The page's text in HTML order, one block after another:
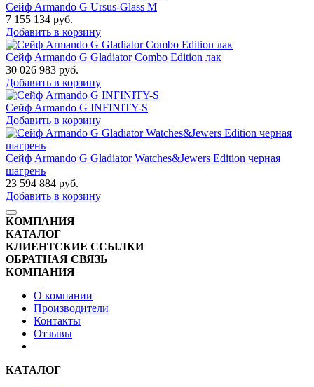
Сейф Armando G Ursus-Glass M
7 155 134 руб.
Добавить в корзину
Сейф Armando G Gladiator Combo Edition лак
30 026 983 руб.
Добавить в корзину
Сейф Armando G INFINITY-S
Добавить в корзину
Сейф Armando G Gladiator Watches&Jewers Edition черная
шагрень
23 594 884 руб.
Добавить в корзину
КОМПАНИЯ
КАТАЛОГ
КЛИЕНТСКИЕ ССЫЛКИ
ОБРАТНАЯ СВЯЗЬ
КОМПАНИЯ
О компании
Производители
Контакты
Отзывы
КАТАЛОГ